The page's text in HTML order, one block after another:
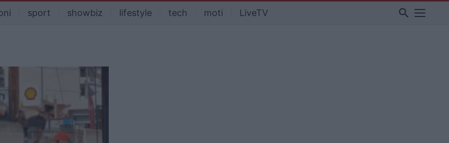
sport showbiz lifestyle tech moti LiveTV search